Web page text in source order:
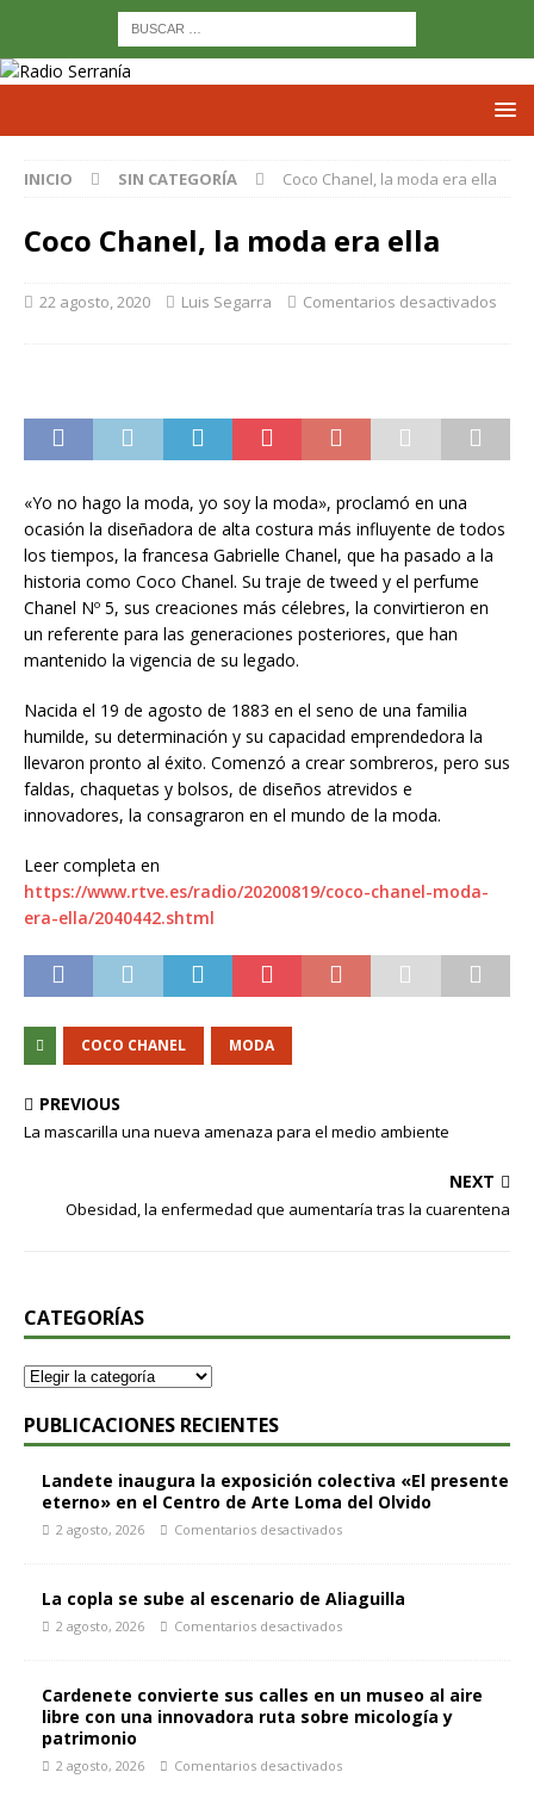
INICIO SIN CATEGORÍA Coco Chanel, la moda era ella
Coco Chanel, la moda era ella
22 agosto, 2020 Luis Segarra Comentarios desactivados
«Yo no hago la moda, yo soy la moda», proclamó en una
ocasión la diseñadora de alta costura más influyente de todos
los tiempos, la francesa Gabrielle Chanel, que ha pasado a la
historia como Coco Chanel. Su traje de tweed y el perfume
Chanel Nº 5, sus creaciones más célebres, la convirtieron en
un referente para las generaciones posteriores, que han
mantenido la vigencia de su legado.
Nacida el 19 de agosto de 1883 en el seno de una familia
humilde, su determinación y su capacidad emprendedora la
llevaron pronto al éxito. Comenzó a crear sombreros, pero sus
faldas, chaquetas y bolsos, de diseños atrevidos e
innovadores, la consagraron en el mundo de la moda.
Leer completa en
https://www.rtve.es/radio/20200819/coco-chanel-moda-
era-ella/2040442.shtml
COCO CHANEL MODA
PREVIOUS
La mascarilla una nueva amenaza para el medio ambiente
NEXT
Obesidad, la enfermedad que aumentaría tras la cuarentena
CATEGORÍAS
PUBLICACIONES RECIENTES
Landete inaugura la exposición colectiva «El presente
eterno» en el Centro de Arte Loma del Olvido
2 agosto, 2026 Comentarios desactivados
La copla se sube al escenario de Aliaguilla
2 agosto, 2026 Comentarios desactivados
Cardenete convierte sus calles en un museo al aire
libre con una innovadora ruta sobre micología y
patrimonio
2 agosto, 2026 Comentarios desactivados